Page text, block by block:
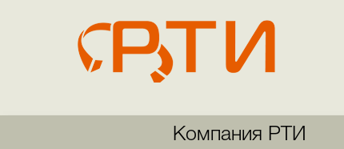
Компания РТИ